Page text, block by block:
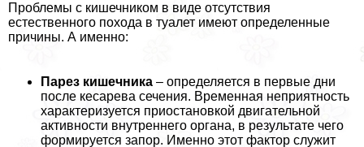
Проблемы с кишечником в виде отсутствия
естественного похода в туалет имеют определенные
причины. А именно:
Парез кишечника – определяется в первые дни
после кесарева сечения. Временная неприятность
хаpaктеризуется приостановкой двигательной
активности внутреннего органа, в результате чего
формируется запор. Именно этот фактор служит